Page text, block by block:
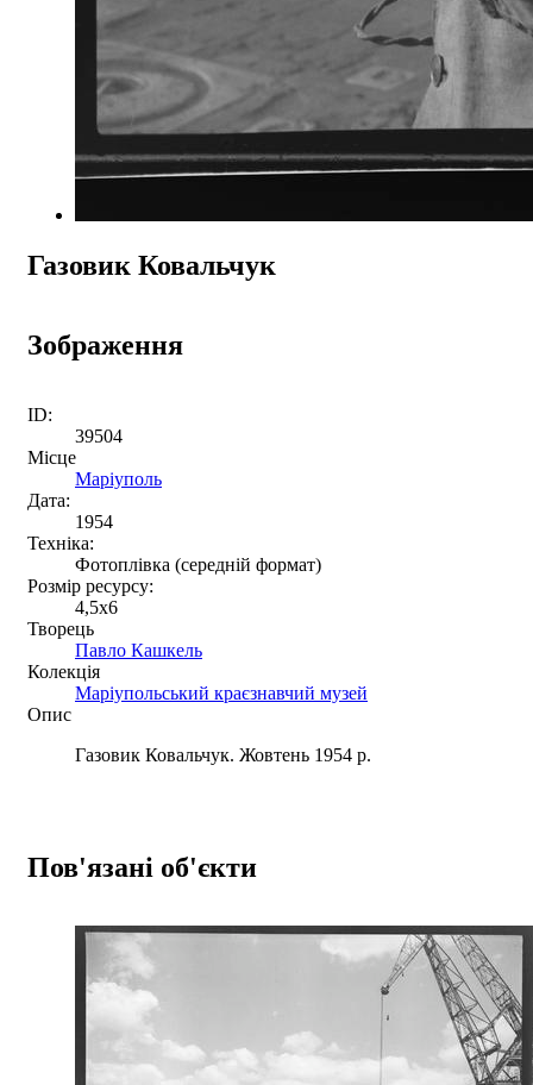
Газовик Ковальчук
Зображення
ID:
39504
Місце
Маріуполь
Дата:
1954
Техніка:
Фотоплівка (середній формат)
Розмір ресурсу:
4,5x6
Творець
Павло Кашкель
Колекція
Маріупольський краєзнавчий музей
Опис
Газовик Ковальчук. Жовтень 1954 р.
Пов'язані об'єкти